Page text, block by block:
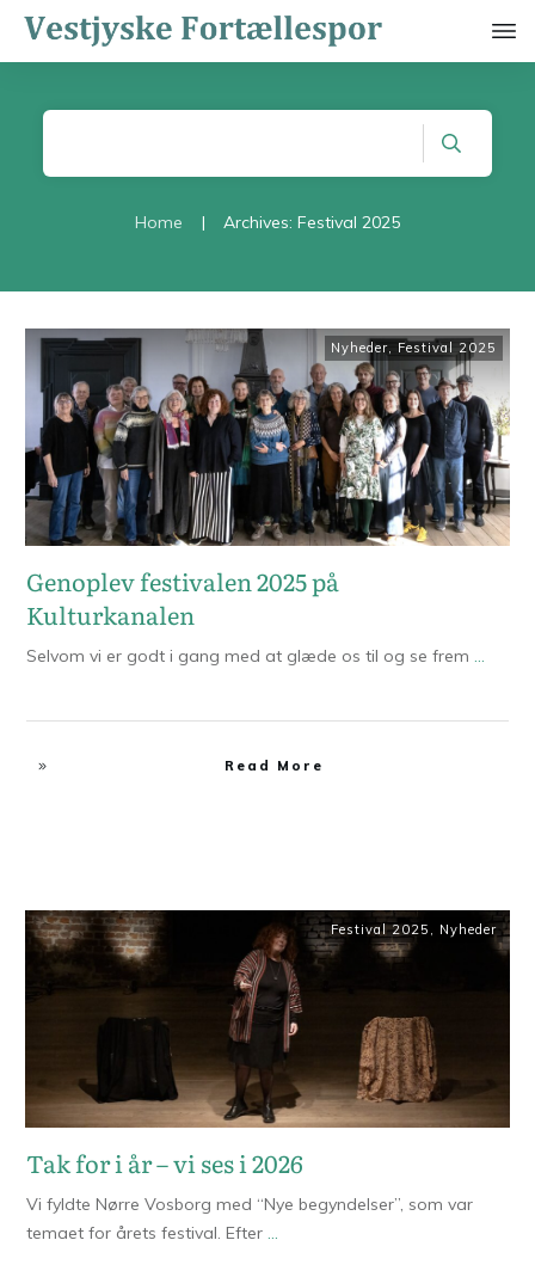
Home | Archives: Festival 2025
Nyheder, Festival 2025
Genoplev festivalen 2025 på
Kulturkanalen
Selvom vi er godt i gang med at glæde os til og se frem ...
Read More
Festival 2025 , Nyheder
Tak for i år – vi ses i 2026
Vi fyldte Nørre Vosborg med “Nye begyndelser”, som var
temaet for årets festival. Efter ...